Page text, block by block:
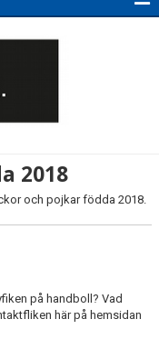
2018
och pojkar födda 2018.
på handboll? Vad
här på hemsidan